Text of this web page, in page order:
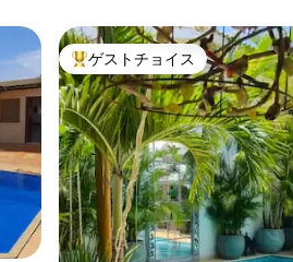
大好評のゲストチョイスです。
ゲストチョイス